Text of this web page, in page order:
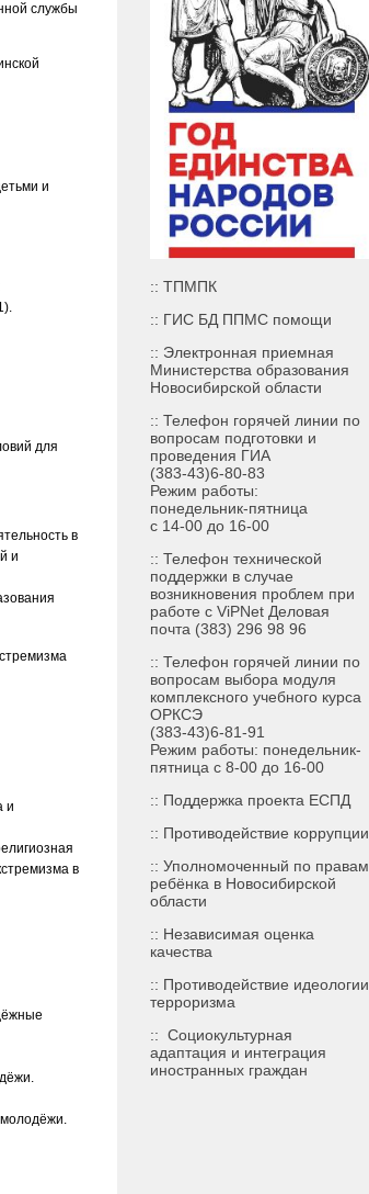
службы
и
для
в
и
и
в
:: ТПМПК
:: ГИС БД ППМС помощи
:: Электронная приемная
Министерства образования
Новосибирской области
:: Телефон горячей линии по
вопросам подготовки и
проведения ГИА
(383-43)6-80-83
Режим работы:
понедельник-пятница
с 14-00 до 16-00
:: Телефон технической
поддержки в случае
возникновения проблем при
работе с ViPNet Деловая
почта (383) 296 98 96
:: Телефон горячей линии по
вопросам выбора модуля
комплексного учебного курса
ОРКСЭ
(383-43)6-81-91
Режим работы: понедельник-
пятница с 8-00 до 16-00
:: Поддержка проекта ЕСПД
:: Противодействие коррупции
:: Уполномоченный по правам
ребёнка в Новосибирской
области
:: Независимая оценка
качества
:: Противодействие идеологии
терроризма
:: Социокультурная
адаптация и интеграция
иностранных граждан